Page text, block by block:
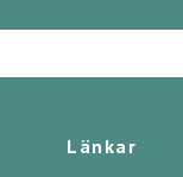
Länkar